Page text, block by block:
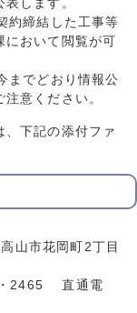
します。
約締結した工事等
において閲覧が可
までどおり情報公
意ください。
、下記の添付ファ
山市花岡町2丁目
2465 直通電